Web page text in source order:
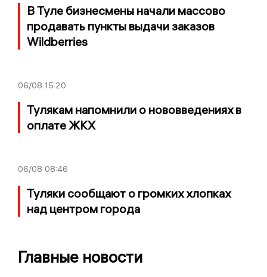
В Туле бизнесмены начали массово
продавать пункты выдачи заказов
Wildberries
06/08 15:20
Тулякам напомнили о нововведениях в
оплате ЖКХ
06/08 08:46
Туляки сообщают о громких хлопках
над центром города
Главные новости